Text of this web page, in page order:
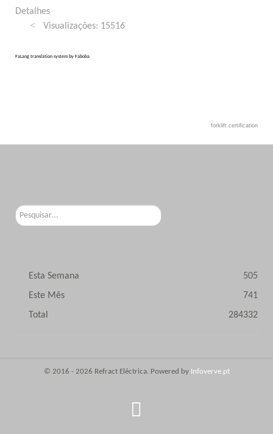
Detalhes
Visualizações: 15516
FaLang translation system by Faboba
forklift certification
Pesquisar...
Esta Semana
505
Este Mês
741
Total
284332
© 2016 - 2026 Refract Eléctrica. Powered by Infoverve.pt